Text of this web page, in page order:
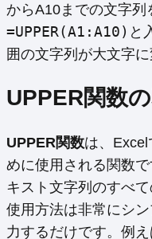
からA10までの文字列
=UPPER(A1:A10) と
囲の文字列が大文字に
UPPER関数
UPPER関数は、
めに使用される関数
キスト文字列のすべ
使用方法は非常にシン
力するだけです。例